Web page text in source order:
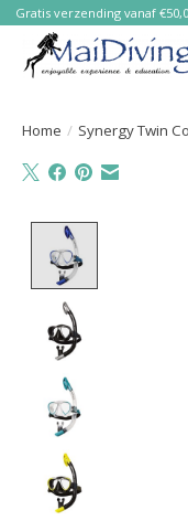
Gratis verzending vanaf
Home / Synergy Twin